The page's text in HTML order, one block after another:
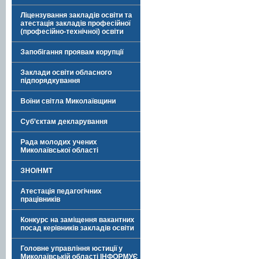
Ліцензування закладів освіти та
атестація закладів професійної
(професійно-технічної) освіти
Запобігання проявам корупції
Заклади освіти обласного
підпорядкування
Воїни світла Миколаївщини
Суб’єктам декларування
Рада молодих учених
Миколаївської області
ЗНО/НМТ
Атестація педагогічних
працівників
Конкурс на заміщення вакантних
посад керівників закладів освіти
Головне управління юстиції у
Миколаївській області ІНФОРМУЄ